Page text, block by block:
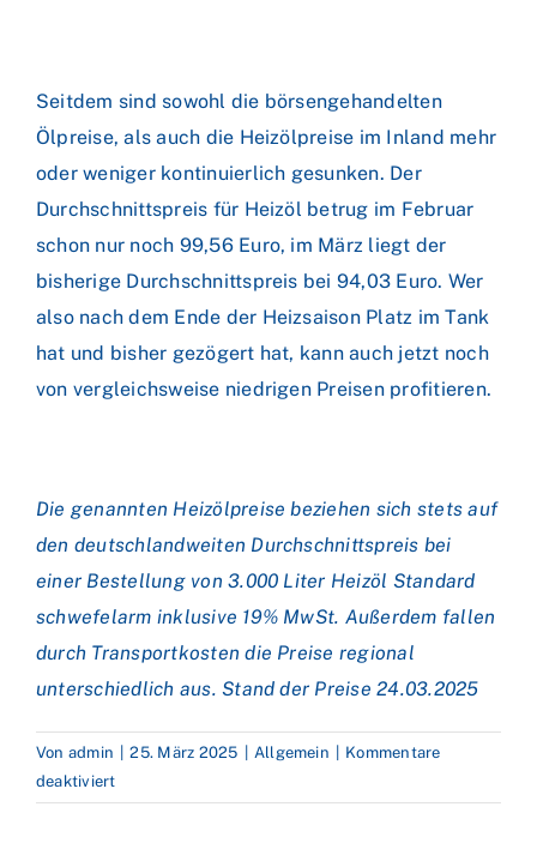
Seitdem sind sowohl die börsengehandelten
Ölpreise, als auch die Heizölpreise im Inland mehr
oder weniger kontinuierlich gesunken. Der
Durchschnittspreis für Heizöl betrug im Februar
schon nur noch 99,56 Euro, im März liegt der
bisherige Durchschnittspreis bei 94,03 Euro. Wer
also nach dem Ende der Heizsaison Platz im Tank
hat und bisher gezögert hat, kann auch jetzt noch
von vergleichsweise niedrigen Preisen profitieren.
Die genannten Heizölpreise beziehen sich stets auf
den deutschlandweiten Durchschnittspreis bei
einer Bestellung von 3.000 Liter Heizöl Standard
schwefelarm inklusive 19% MwSt. Außerdem fallen
durch Transportkosten die Preise regional
unterschiedlich aus. Stand der Preise 24.03.2025
Von admin 25. März 2025 Allgemein
Kommentare
deaktiviertfür
Preisstatistik: